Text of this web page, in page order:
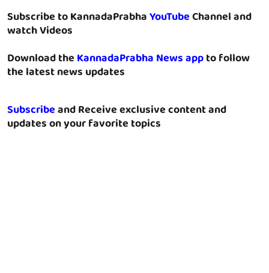
Subscribe to KannadaPrabhaYouTubeChannel and
watch Videos
Download theKannadaPrabha News appto follow
the latest news updates
Subscribeand Receive exclusive content and
updates on your favorite topics